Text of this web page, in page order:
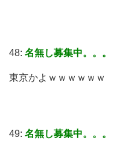
48: 名無し募集中。。。
東京かよｗｗｗｗｗｗ
49: 名無し募集中。。。